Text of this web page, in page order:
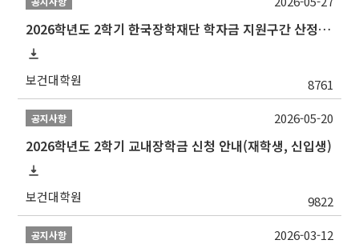
2026학년도 2학기 한국장학재단 학자금 지원구간 산정 신청 안내
보건대학원 8761
공지사항
2026학년도 2학기 교내장학금 신청 안내(재학생, 신입생)
보건대학원 9822
2026-05-20
공지사항 2026-03-12